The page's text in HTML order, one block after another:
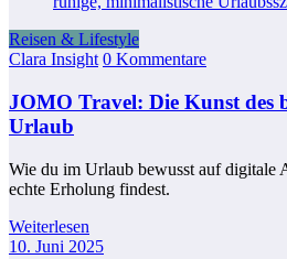
Reisen & Lifestyle
Clara Insight 0 Kommentare
JOMO Travel: Die Kunst des
Urlaub
Wie du im Urlaub bewusst auf digitale
echte Erholung findest.
Weiterlesen
10. Juni 2025